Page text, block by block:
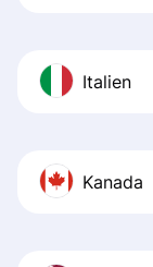
Italien
Kanada